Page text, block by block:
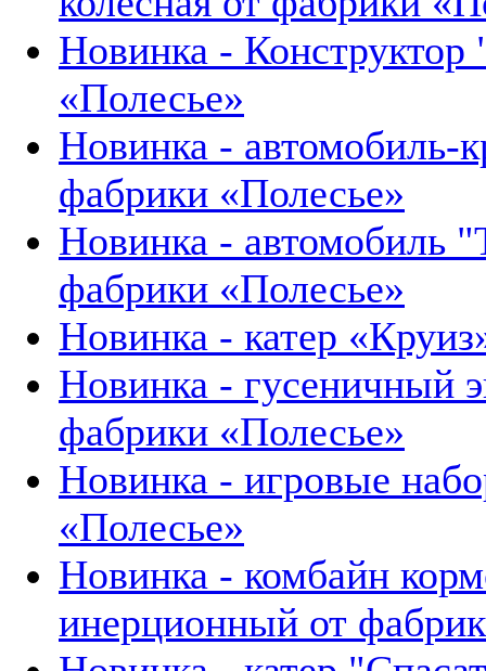
Новинка -
«Полесье»
Новинка - автомобиль-
фабрики «Полесье»
Новинка - автомобиль
фабрики «Полесье»
Новинка - катер
Новинка - гусеничный
фабрики «Полесье»
Новинка - игровые
«Полесье»
Новинка - комбайн
инерционный от